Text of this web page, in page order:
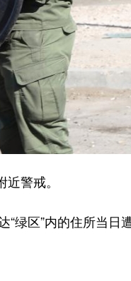
警戒。
区”内的住所当日